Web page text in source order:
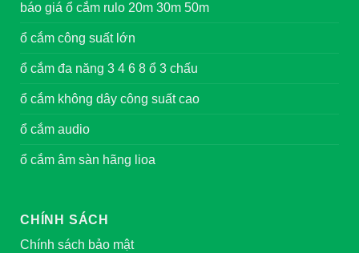
báo giá ổ cắm rulo 20m 30m 50m
ổ cắm công suất lớn
ổ cắm đa năng 3 4 6 8 ổ 3 chấu
ổ cắm không dây công suất cao
ổ cắm audio
ổ cắm âm sàn hãng lioa
CHÍNH SÁCH
Chính sách bảo mật